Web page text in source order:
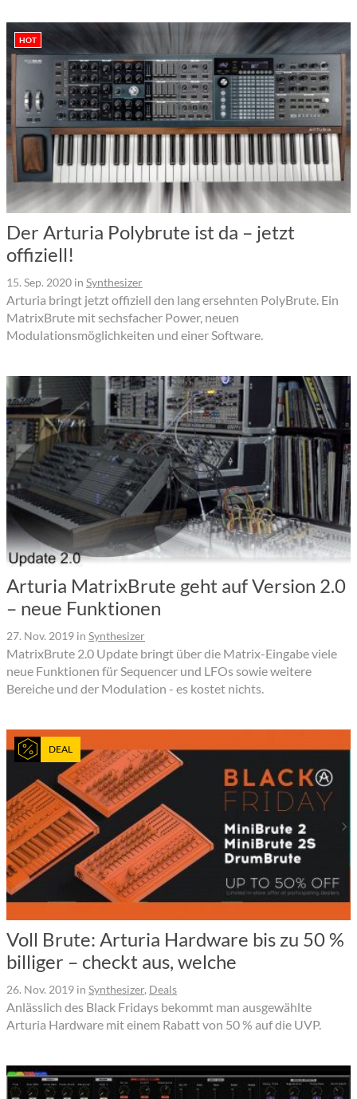
HOT
Der Arturia Polybrute ist da – jetzt
offiziell!
15. Sep. 2020 in Synthesizer
Arturia bringt jetzt offiziell den lang ersehnten PolyBrute. Ein
MatrixBrute mit sechsfacher Power, neuen
Modulationsmöglichkeiten und einer Software.
Arturia MatrixBrute geht auf Version 2.0
– neue Funktionen
27. Nov. 2019 in Synthesizer
MatrixBrute 2.0 Update bringt über die Matrix-Eingabe viele
neue Funktionen für Sequencer und LFOs sowie weitere
Bereiche und der Modulation - es kostet nichts.
DEAL
Voll Brute: Arturia Hardware bis zu 50 %
billiger – checkt aus, welche
26. Nov. 2019 in Synthesizer, Deals
Anlässlich des Black Fridays bekommt man ausgewählte
Arturia Hardware mit einem Rabatt von 50 % auf die UVP.